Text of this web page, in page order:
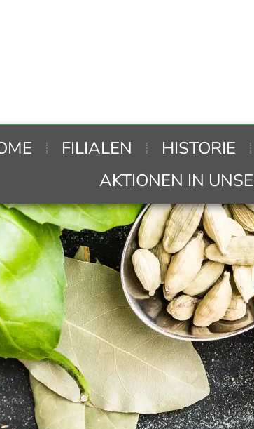
FILIALEN HISTORIE
AKTIONEN IN